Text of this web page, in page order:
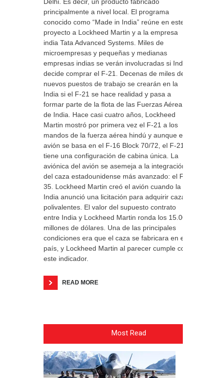
principalmente a nivel local. El programa
conocido como “Made in India” reúne en este
proyecto a Lockheed Martin y a la empresa
india Tata Advanced Systems. Miles de
microempresas y pequeñas y medianas
empresas indias se verán involucradas si India
decide comprar el F-21. Decenas de miles de
nuevos puestos de trabajo se crearán en la
India si el F-21 se hace realidad y pasa a
formar parte de la flota de las Fuerzas Aérea
de India. Hace casi cuatro años, Lockheed
Martin mostró por primera vez el F-21 a los
mandos de la fuerza aérea hindú y aunque el
avión se basa en el F-16 Block 70/72, el F-21
tiene una configuración de cabina única. La
aviónica del avión se asemeja a la integración
del caza estadounidense más avanzado: el F-
35. Lockheed Martin creó el avión cuando la
India anunció una licitación para adquirir cazas
polivalentes. El valor del supuesto contrato
entre India y Lockheed Martin ronda los 15.000
millones de dólares. Una de las principales
condiciones era que el caza se fabricara en el
país, y Lockheed Martin al parecer cumple con
este indicador.
READ MORE
Most Read